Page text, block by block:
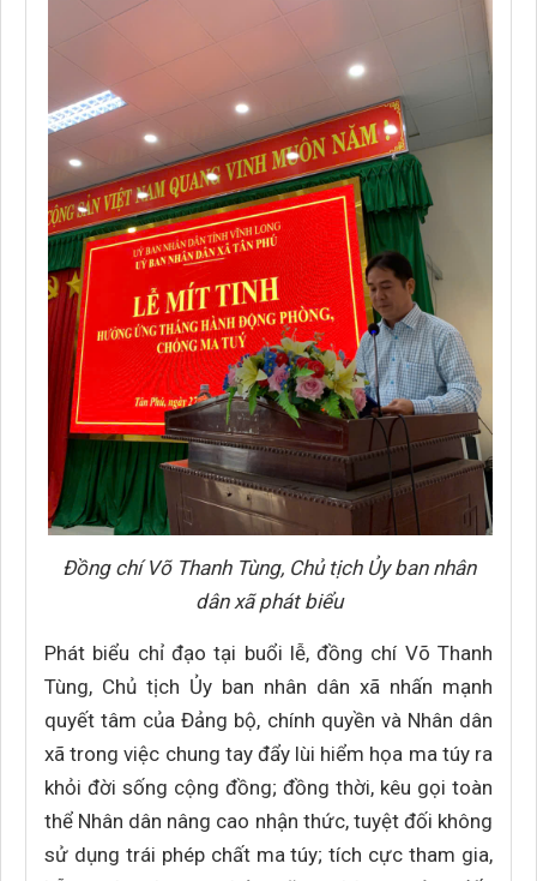
Đồng chí Võ Thanh Tùng, Chủ tịch Ủy ban nhân
dân xã phát biểu
Phát biểu chỉ đạo tại buổi lễ, đồng chí Võ Thanh
Tùng, Chủ tịch Ủy ban nhân dân xã nhấn mạnh
quyết tâm của Đảng bộ, chính quyền và Nhân dân
xã trong việc chung tay đẩy lùi hiểm họa ma túy ra
khỏi đời sống cộng đồng; đồng thời, kêu gọi toàn
thể Nhân dân nâng cao nhận thức, tuyệt đối không
sử dụng trái phép chất ma túy; tích cực tham gia,